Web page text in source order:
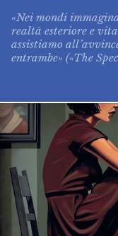
«Nei mondi
realtà esteriore e
assistiamo
entrambe» («The